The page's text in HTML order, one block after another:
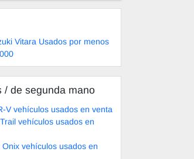
Vitara Usados por menos
​​/ de segunda mano
V vehículos usados en venta
vehículos usados en
Onix vehículos usados en